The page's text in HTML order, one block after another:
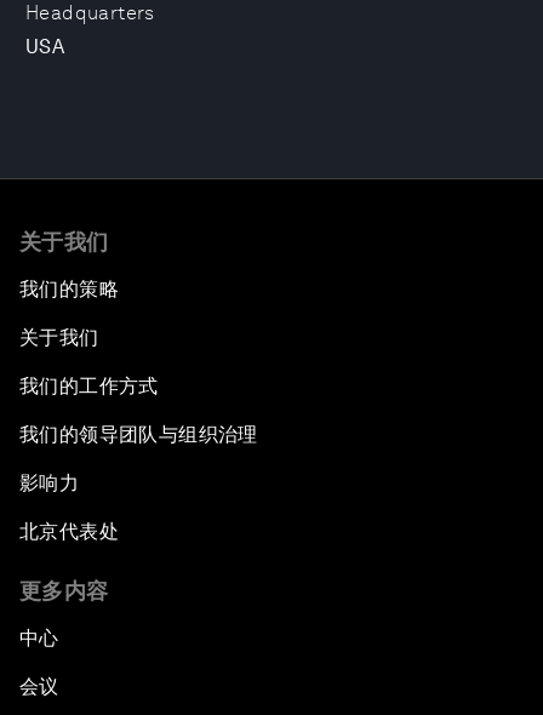
Headquarters
USA
关于我们
我们的策略
关于我们
我们的工作方式
我们的领导团队与组织治理
影响力
北京代表处
更多内容
中心
会议